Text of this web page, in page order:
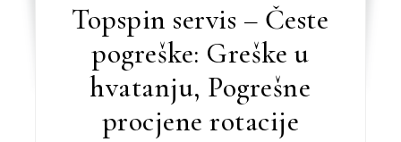
Topspin servis – Česte
pogreške: Greške u
hvatanju, Pogrešne
procjene rotacije